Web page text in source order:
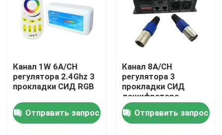
Контакты
Видео
высокий cri привел прокладку
Канал 1W 6A/CH
регулятора 2.4Ghz 3
прокладки СИД RGB
Отправить запрос
Канал 8A/CH
регулятора 3
прокладки СИД
дешифратора
DMX512
Отправить запрос